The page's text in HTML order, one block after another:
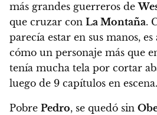
más grandes guerreros de
que cruzar con La Montaña.
parecía estar en sus manos, es
cómo un personaje más que
tenía mucha tela por cortar
luego de 9 capítulos en escena.
Pobre Pedro, se quedó sin